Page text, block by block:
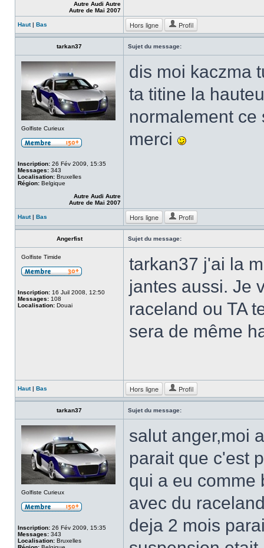
Autre Audi Autre
Autre de Mai 2007
Haut| Bas Hors ligne Profil
tarkan37 Sujet du message:
Golfiste Curieux
Inscription: 26 Fév 2009, 15:35
Messages: 343
Localisation: Bruxelles
Région: Belgique
Autre Audi Autre
Autre de Mai 2007
dis moi kaczma
ta titine la
normalement ce
merci
Haut| Bas Hors ligne Profil
Angerfist Sujet du message:
Golfiste Timide
Inscription: 16 Juil 2008, 12:50
Messages: 108
Localisation: Douai
tarkan37 j'ai la
jantes aussi. Je
raceland ou TA
sera de même
Haut| Bas Hors ligne Profil
tarkan37 Sujet du message:
Golfiste Curieux
Inscription: 26 Fév 2009, 15:35
Messages: 343
Localisation: Bruxelles
salut anger,moi
parait que c'est
qui a eu comme
avec du
deja 2 mois